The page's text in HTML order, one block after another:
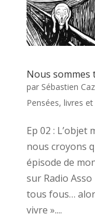
Nous sommes
par Sébastien
Pensées, livres
Ep 02 : L’objet
nous croyons
épisode de
sur Radio
tous fous…
vivre »....